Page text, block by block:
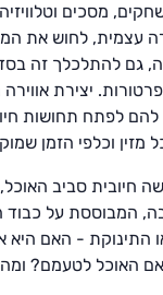
מסכים
עצמית, לחוש את
גם להתלכלך זה
יצירת אווירה
לפתח תחושות
מזין וכלפי הזמן
חיובית סביב
המבוססת על כבוד
התינוקת - האם היא
האוכל לטעמם?